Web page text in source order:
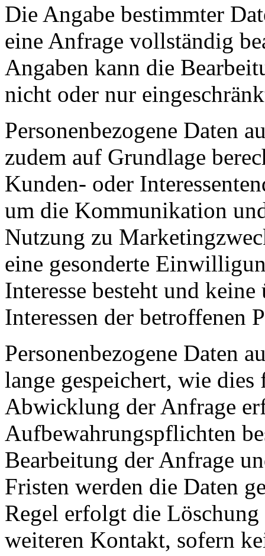
Die Angabe bestimmter
eine Anfrage vollständig
Angaben kann die
nicht oder nur
Personenbezogene Daten
zudem auf Grundlage
Kunden- oder
um die Kommunikation
Nutzung zu
eine gesonderte
Interesse besteht und
Interessen der betroffenen
Personenbezogene Daten
lange gespeichert, wie
Abwicklung der Anfrage
Aufbewahrungspflichten
Bearbeitung der Anfrage
Fristen werden die Daten
Regel erfolgt die Löschung
weiteren Kontakt, sofern